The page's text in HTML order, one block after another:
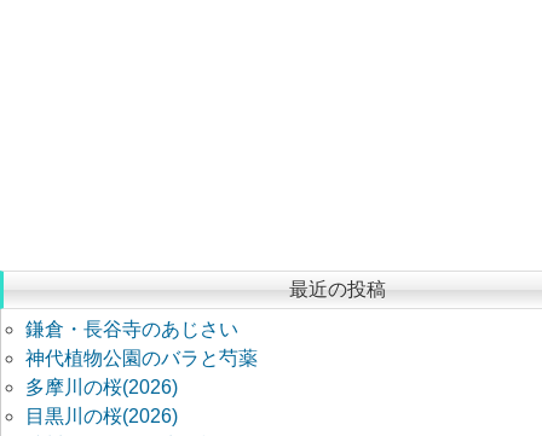
最近の投稿
鎌倉・長谷寺のあじさい
神代植物公園のバラと芍薬
多摩川の桜(2026)
目黒川の桜(2026)